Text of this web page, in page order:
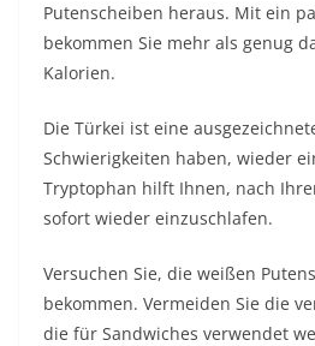
Putenscheiben heraus. Mit ein
bekommen Sie mehr als genug
Kalorien.
Die Türkei ist eine
Schwierigkeiten haben, wieder
Tryptophan hilft Ihnen, nach
sofort wieder einzuschlafen.
Versuchen Sie, die weißen
bekommen. Vermeiden Sie die
die für Sandwiches verwendet